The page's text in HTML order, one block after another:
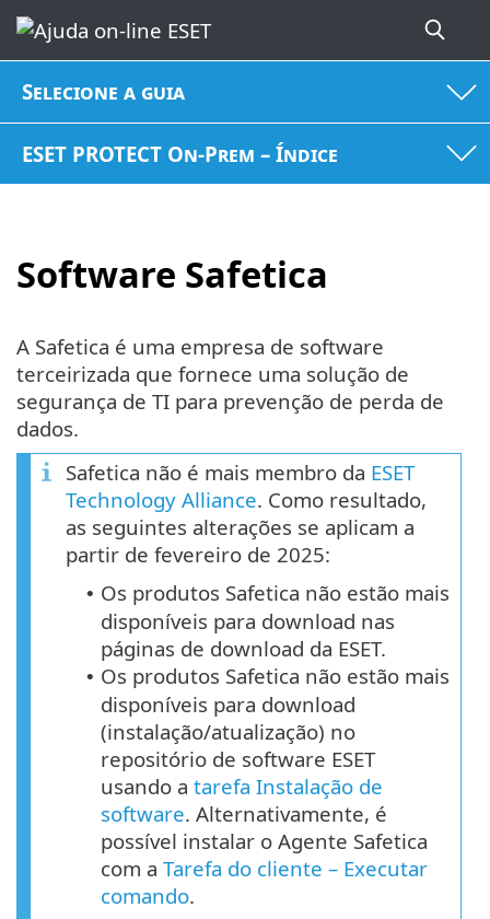
Selecione a guia
ESET PROTECT On-Prem – Índice
Software Safetica
A Safetica é uma empresa de software
terceirizada que fornece uma solução de
segurança de TI para prevenção de perda de
dados.
Safetica não é mais membro da ESET
Technology Alliance. Como resultado,
as seguintes alterações se aplicam a
partir de fevereiro de 2025:
• Os produtos Safetica não estão mais
disponíveis para download nas
páginas de download da ESET.
• Os produtos Safetica não estão mais
disponíveis para download
(instalação/atualização) no
repositório de software ESET
usando a tarefa Instalação de
software. Alternativamente, é
possível instalar o Agente Safetica
com a Tarefa do cliente – Executar
comando.